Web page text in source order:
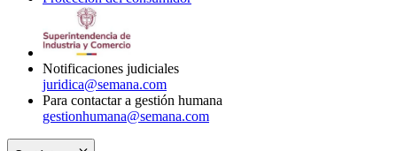
Notificaciones judiciales
juridica@semana.com
Para contactar a gestión humana
gestionhumana@semana.com